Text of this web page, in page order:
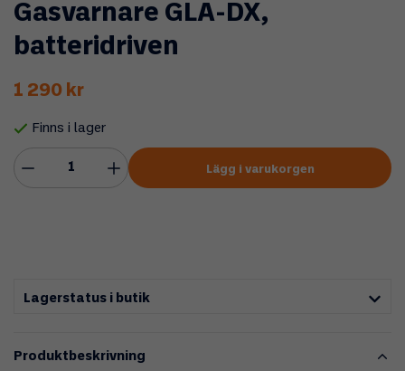
Gasvarnare GLA-DX,
batteridriven
1 290 kr
Finns i lager
Lägg i varukorgen
Lagerstatus i butik
Produktbeskrivning